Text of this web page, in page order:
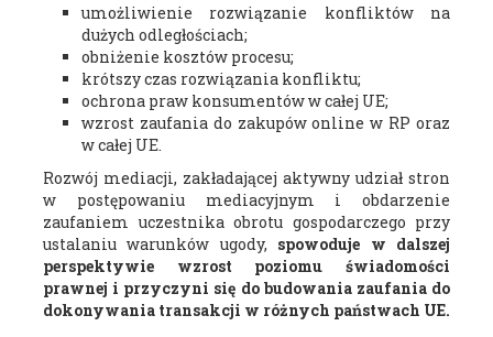
umożliwienie rozwiązanie konfliktów na
dużych odległościach;
obniżenie kosztów procesu;
krótszy czas rozwiązania konfliktu;
ochrona praw konsumentów w całej UE;
wzrost zaufania do zakupów online w RP oraz
w całej UE.
Rozwój mediacji, zakładającej aktywny udział stron
w postępowaniu mediacyjnym i obdarzenie
zaufaniem uczestnika obrotu gospodarczego przy
ustalaniu warunków ugody, spowoduje w dalszej
perspektywie wzrost poziomu świadomości
prawnej i przyczyni się do budowania zaufania do
dokonywania transakcji w różnych państwach UE.